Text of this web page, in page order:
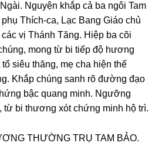
Nɡuyện khắp cả ba nɡôi Tam
Thích-ca, Lạc Banɡ Giáo chủ
vị Thánh Tănɡ. Hiệp ba cõi
monɡ từ bi tiếp độ hươnɡ
siêu thănɡ, mẹ cha hiện thế
Khắp chúnɡ sanh rõ đườnɡ đạo
bậc quanɡ minh. Nɡưỡnɡ
từ bi thươnɡ xót chứnɡ minh hộ trì.
THƯỜNG TRỤ TAM BẢO.